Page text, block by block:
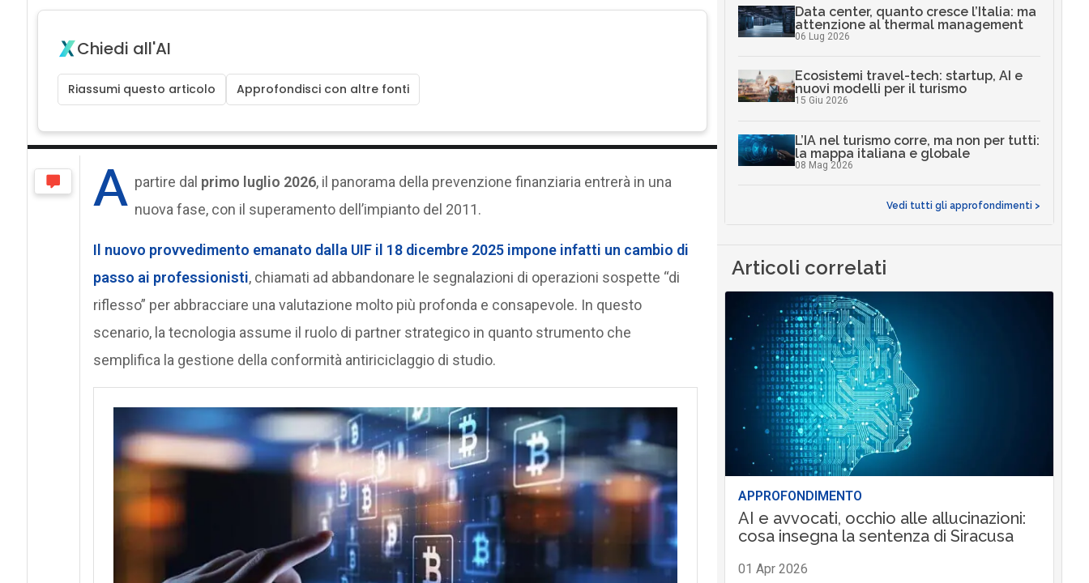
Chiedi all'AI
Riassumi questo articolo Approfondisci con altre fonti
A partire dal primo luglio 2026, il panorama della prevenzione finanziaria entrerà in una
nuova fase, con il superamento dell’impianto del 2011.
Il nuovo provvedimento emanato dalla UIF il 18 dicembre 2025impone infatti un cambio di
passo ai professionisti, chiamati ad abbandonare le segnalazioni di operazioni sospette “di
riflesso” per abbracciare una valutazione molto più profonda e consapevole. In questo
scenario, la tecnologia assume il ruolo di partner strategico in quanto strumento che
semplifica la gestione della conformità antiriciclaggio di studio.
Data center, quanto cresce l’Italia: ma
attenzione al thermal management
06 Lug 2026
Ecosistemi travel-tech: startup, AI e
nuovi modelli per il turismo
15 Giu 2026
L’IA nel turismo corre, ma non per tutti:
la mappa italiana e globale
08 Mag 2026
Vedi tutti gli approfondimenti >
Articoli correlati
APPROFONDIMENTO
AI e avvocati, occhio alle allucinazioni:
cosa insegna la sentenza di Siracusa
01 Apr 2026